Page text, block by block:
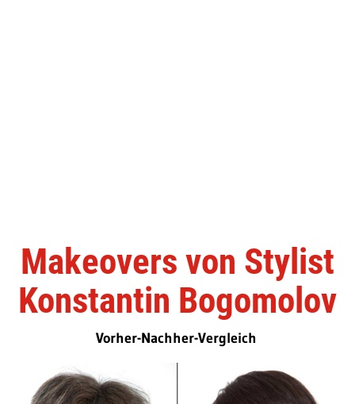
Makeovers von Stylist
Konstantin Bogomolov
Vorher-Nachher-Vergleich